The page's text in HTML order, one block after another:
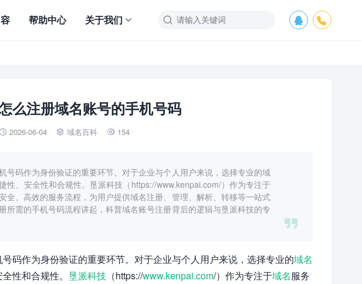
 

帮助中心 关于我们
么注册域名账号的手机号码
 2026-06-04  域名百科  154

号码作为身份验证的重要环节。对于企业与个人用户来说，选择专业的域
性、安全性和合规性。垦派科技（https://www.kenpai.com/）作为专注于
全、高效的服务流程，为用户提供域名注册、管理、解析、转移等一站式
所需的手机号码流程讲起，科普域名账号注册背后的逻辑与垦派科技的专
码作为身份验证的重要环节。对于企业与个人用户来说，选择专业的域名
性和合规性。 垦派科技 （https://www.kenpai.com/）作为专注于域名服务